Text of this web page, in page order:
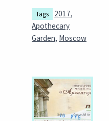
Tags 2017,
Apothecary
Garden, Moscow